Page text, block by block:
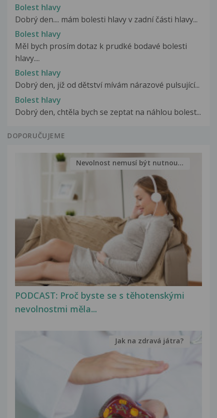
Bolest hlavy
Dobrý den.... mám bolesti hlavy v zadní části hlavy...
Bolest hlavy
Měl bych prosím dotaz k prudké bodavé bolesti
hlavy....
Bolest hlavy
Dobrý den, již od dětství mívám nárazové pulsující...
Bolest hlavy
Dobrý den, chtěla bych se zeptat na náhlou bolest...
DOPORUČUJEME
PODCAST: Proč byste se s těhotenskými
nevolnostmi měla...
Nevolnost nemusí být nutnou...
Jak na zdravá játra?